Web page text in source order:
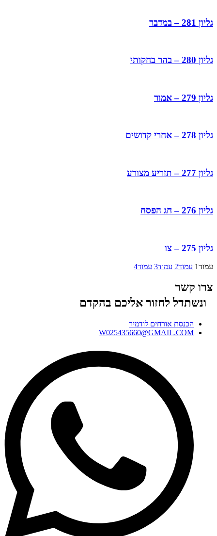
גליון 281 – במדבר
גליון 280 – בהר בחקותי
גליון 279 – אמור
גליון 278 – אחרי קדושים
גליון 277 – תזריע מצורע
גליון 276 – חג הפסח
גליון 275 – צו
עמוד1 עמוד2 עמוד3 עמוד4
צרו קשר
ונשתדל לחזור אליכם בהקדם
הכנסת אורחים לודמיר
W025435660@GMAIL.COM